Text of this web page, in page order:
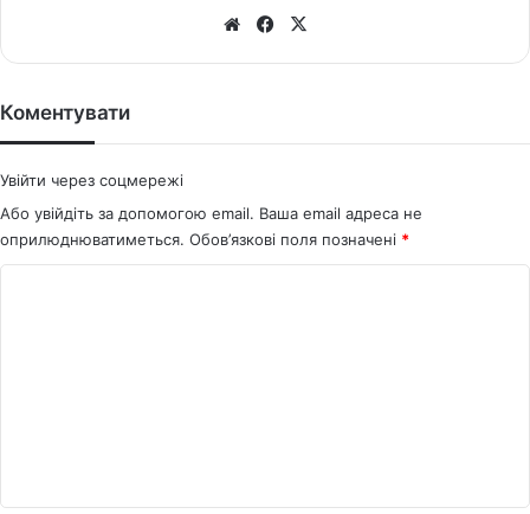
We
Fa
Коментувати
Увійти через соцмережі
Або увійдіть за допомогою email. Ваша email адреса не
оприлюднюватиметься. Обов’язкові поля позначені *